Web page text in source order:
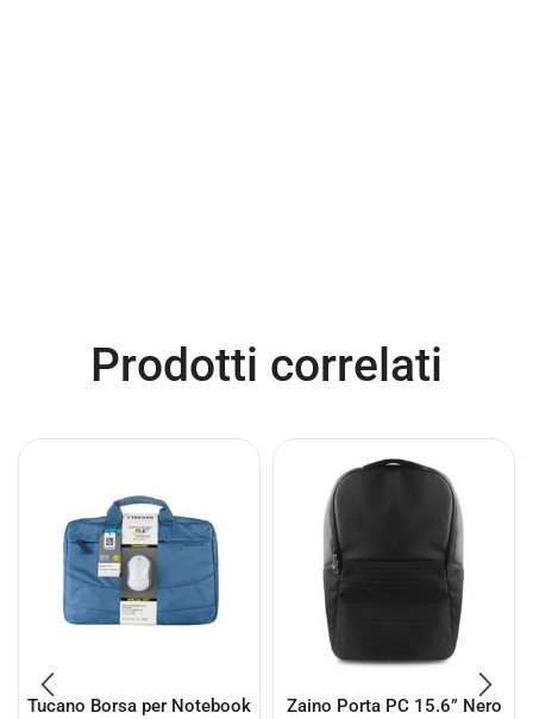
Prodotti correlati
Tucano Borsa per Notebook
Zaino Porta PC 15.6” Nero